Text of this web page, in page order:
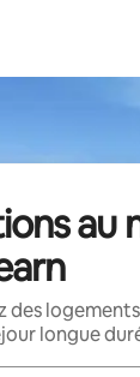
au
des
longue